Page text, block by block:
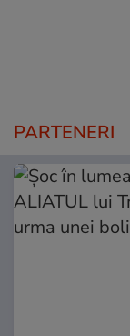
PARTENERI